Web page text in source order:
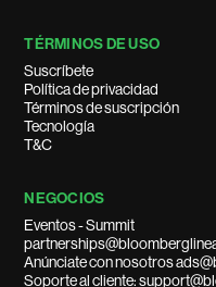
TÉRMINOS DE USO
Suscríbete
Política de privacidad
Términos de suscripción
Tecnología
T&C
NEGOCIOS
Eventos - Summit
Anúnciate con nosotros
Soporte al cliente: